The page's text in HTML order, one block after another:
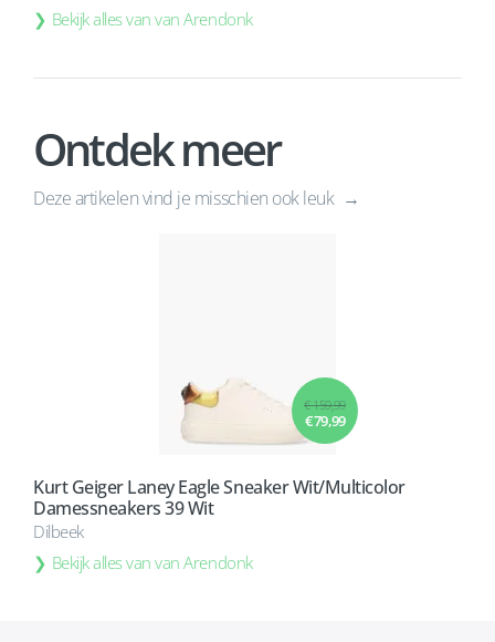
Bekijk alles van van Arendonk
€ 159,99
€ 79,99
Kurt Geiger Laney Eagle Sneaker Wit/Multicolor
Damessneakers 39 Wit
Dilbeek
Bekijk alles van van Arendonk
Ontdek meer
Deze artikelen vind je misschien ook leuk